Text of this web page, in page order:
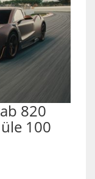
820
100